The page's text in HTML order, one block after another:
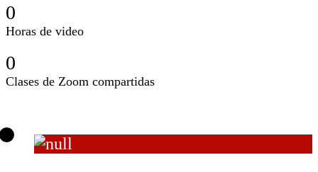
0
Horas de video
0
Clases de Zoom compartidas